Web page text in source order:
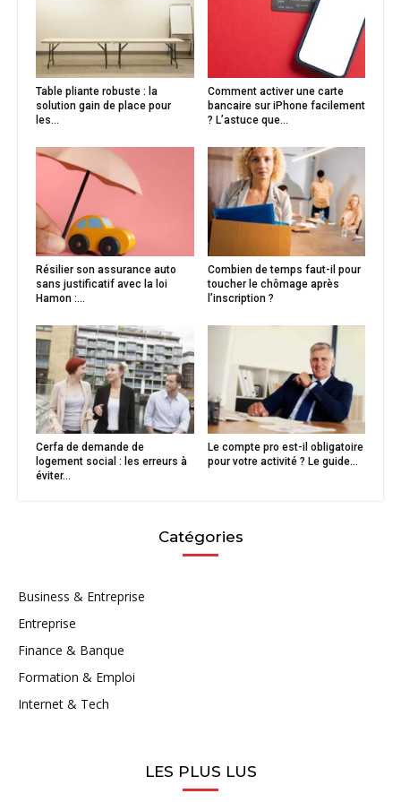
Table pliante robuste : la
solution gain de place pour
les...
Comment activer une carte
bancaire sur iPhone facilement
? L’astuce que...
Résilier son assurance auto
sans justificatif avec la loi
Hamon :...
Combien de temps faut-il pour
toucher le chômage après
l’inscription ?
Cerfa de demande de
logement social : les erreurs à
éviter...
Le compte pro est-il obligatoire
pour votre activité ? Le guide...
Catégories
Business & Entreprise
Entreprise
Finance & Banque
Formation & Emploi
Internet & Tech
LES PLUS LUS